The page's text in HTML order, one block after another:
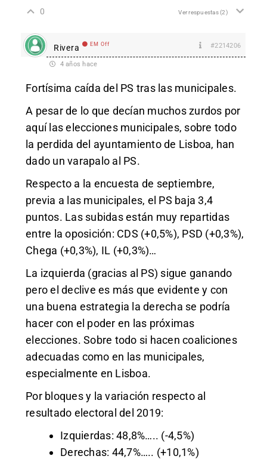
0 Ver respuestas(2)
Rivera EM Off #2214206
4 años hace
Fortísima caída del PS tras las municipales.
A pesar de lo que decían muchos zurdos por
aquí las elecciones municipales, sobre todo
la perdida del ayuntamiento de Lisboa, han
dado un varapalo al PS.
Respecto a la encuesta de septiembre,
previa a las municipales, el PS baja 3,4
puntos. Las subidas están muy repartidas
entre la oposición: CDS (+0,5%), PSD (+0,3%),
Chega (+0,3%), IL (+0,3%)…
La izquierda (gracias al PS) sigue ganando
pero el declive es más que evidente y con
una buena estrategia la derecha se podría
hacer con el poder en las próximas
elecciones. Sobre todo si hacen coaliciones
adecuadas como en las municipales,
especialmente en Lisboa.
Por bloques y la variación respecto al
resultado electoral del 2019:
Izquierdas: 48,8%….. (-4,5%)
Derechas: 44,7%….. (+10,1%)